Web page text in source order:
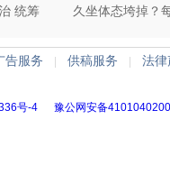
统筹 久坐体态垮掉？
您告别虎背熊腰
告服务 供稿服务 法律
号-4 豫公网安备